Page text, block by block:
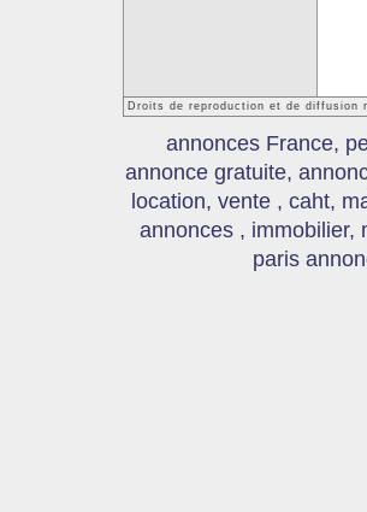
Droits de reproduction et de diffusion
annonces France,
annonce gratuite,
location, vente , caht,
annonces , immobilier,
paris